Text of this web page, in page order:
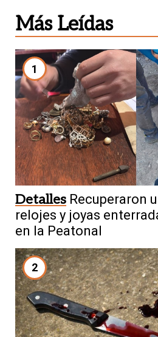
Más Leídas
1
Detalles Recuperaron
relojes y joyas
en la Peatonal
2